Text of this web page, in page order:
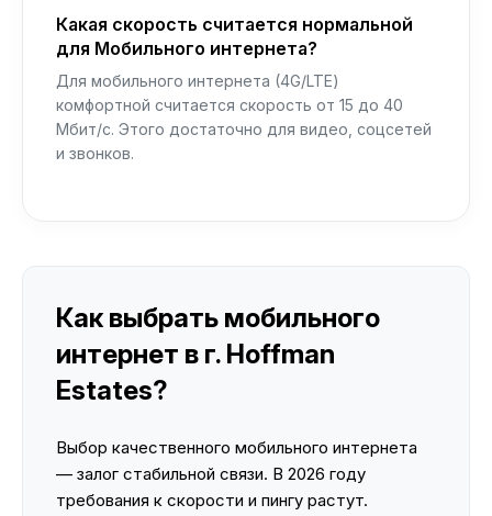
Какая скорость считается нормальной
для Мобильного интернета?
Для мобильного интернета (4G/LTE)
комфортной считается скорость от 15 до 40
Мбит/с. Этого достаточно для видео, соцсетей
и звонков.
Как выбрать мобильного
интернет в г. Hoffman
Estates?
Выбор качественного мобильного интернета
— залог стабильной связи. В 2026 году
требования к скорости и пингу растут.